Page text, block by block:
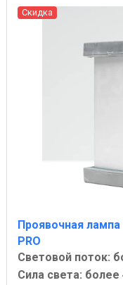
Скидка
Проявочная
PRO
Световой поток:
Сила света: